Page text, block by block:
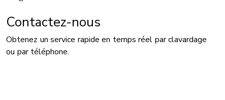
Contactez-nous
Obtenez un service rapide en temps réel par clavardage
ou par téléphone.